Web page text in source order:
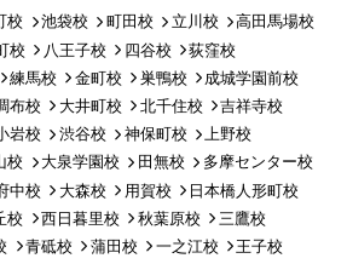
校 池袋校 町田校 立川校
高田馬場校
校 八王子校 四谷校
荻窪校
練馬校 金町校 巣鴨校
成城学園前校
布校 大井町校 北千住校
吉祥寺校
岩校 渋谷校 神保町校
上野校
校 大泉学園校 田無校
多摩センター校
中校 大森校 用賀校
日本橋人形町校
校 西日暮里校 秋葉原校
三鷹校
青砥校 蒲田校 一之江校
王子校